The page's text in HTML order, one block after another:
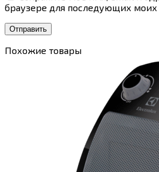
браузере для последующих
Похожие товары